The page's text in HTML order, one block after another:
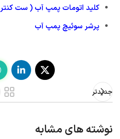
کلید اتومات پمپ آب ( ست
پرشر سوئیچ پمپ آب
جدیدتر
نوشته های مشابه